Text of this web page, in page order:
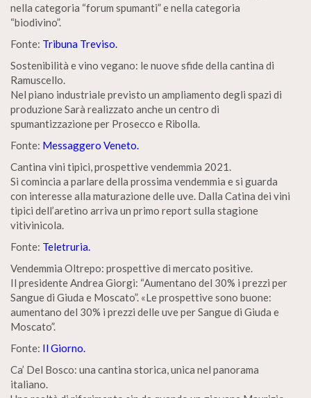
nella categoria “forum spumanti” e nella categoria
“biodivino”.
Fonte: Tribuna Treviso.
Sostenibilità e vino vegano: le nuove sfide della cantina di
Ramuscello.
Nel piano industriale previsto un ampliamento degli spazi di
produzione Sarà realizzato anche un centro di
spumantizzazione per Prosecco e Ribolla.
Fonte: Messaggero Veneto.
Cantina vini tipici, prospettive vendemmia 2021.
Si comincia a parlare della prossima vendemmia e si guarda
con interesse alla maturazione delle uve. Dalla Catina dei vini
tipici dell’aretino arriva un primo report sulla stagione
vitivinicola.
Fonte: Teletruria.
Vendemmia Oltrepo: prospettive di mercato positive.
Il presidente Andrea Giorgi: “Aumentano del 30% i prezzi per
Sangue di Giuda e Moscato”. «Le prospettive sono buone:
aumentano del 30% i prezzi delle uve per Sangue di Giuda e
Moscato”.
Fonte: Il Giorno.
Ca’ Del Bosco: una cantina storica, unica nel panorama
italiano.